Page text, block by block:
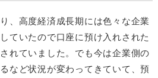
、高度経済成長期には色々な企業
ていたので口座に預け入れされた
れていました。でも今は企業側の
など状況が変わってきていて、預